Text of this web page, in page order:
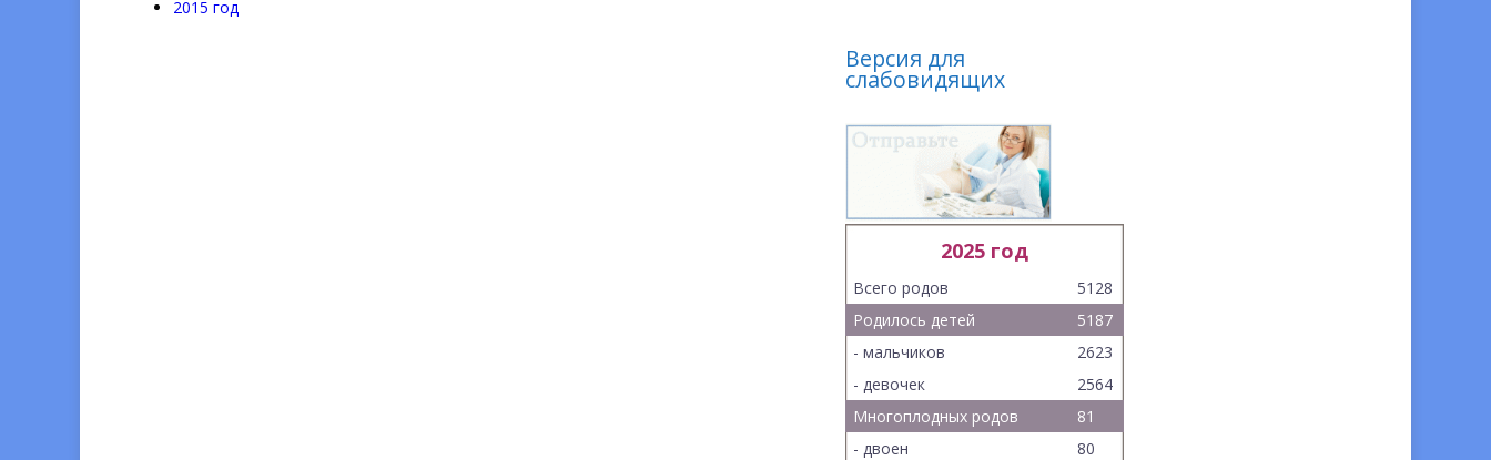
2015 год
Версия для
слабовидящих
2025 год
Всего родов
5128
Родилось детей
5187
- мальчиков
2623
- девочек
2564
Многоплодных родов
81
- двоен
80